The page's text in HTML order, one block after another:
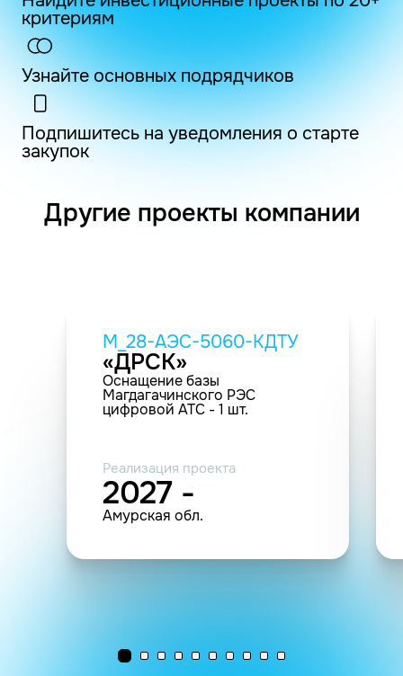
критериям
Узнайте основных подрядчиков
Подпишитесь на уведомления о старте
закупок
Другие проекты компании
M_28-АЭС-5060-КДТУ
«ДРСК»
Оснащение базы
Магдагачинского РЭС
цифровой АТС - 1 шт.
Реализация проекта
2027 -
Амурская обл.